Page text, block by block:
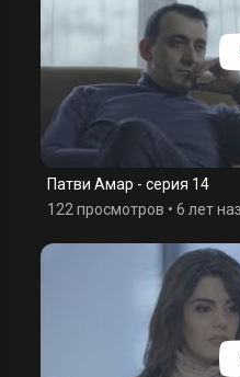
Патви Амар - серия 14
122 просмотров • 6 лет